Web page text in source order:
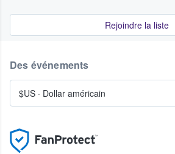
Rejoindre la liste
Des événements
$US · Dollar américain